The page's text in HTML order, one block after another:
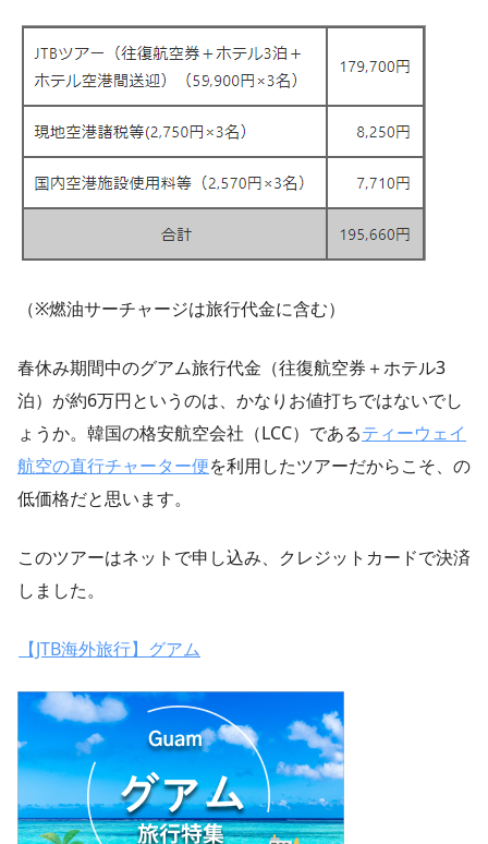
（※燃油サーチャージは旅行代金に含む）
春休み期間中のグアム旅行代金（往復航空券＋ホテル3
泊）が約6万円というのは、かなりお値打ちではないでし
ょうか。韓国の格安航空会社（LCC）であるティーウェイ
航空の直行チャーター便を利用したツアーだからこそ、の
低価格だと思います。
このツアーはネットで申し込み、クレジットカードで決済
しました。
【JTB海外旅行】グアム